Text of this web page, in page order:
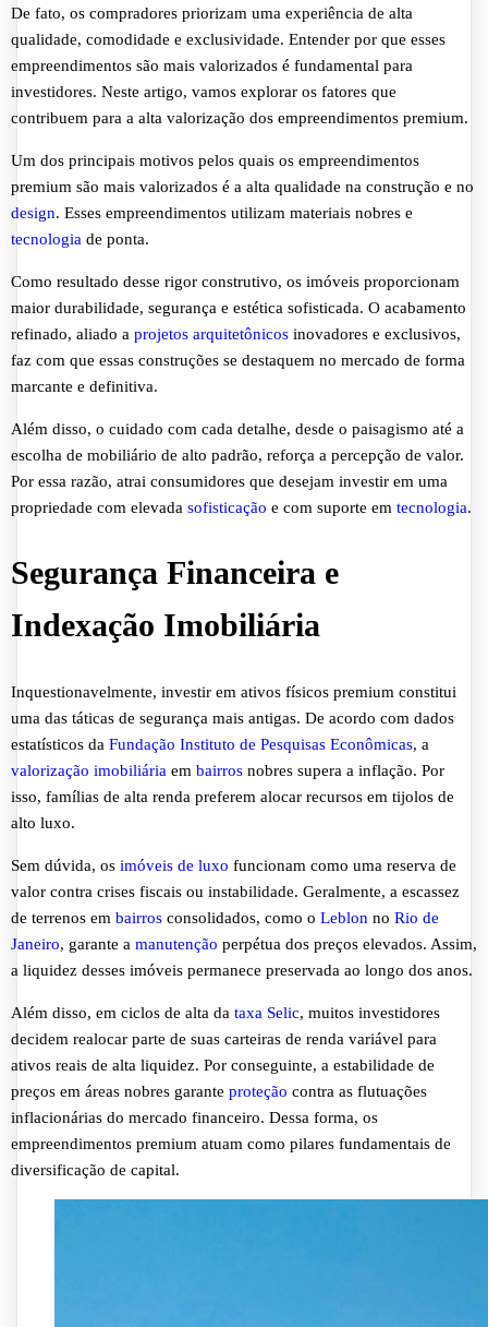
De fato, os compradores priorizam uma experiência de alta
qualidade, comodidade e exclusividade. Entender por que esses
empreendimentos são mais valorizados é fundamental para
investidores. Neste artigo, vamos explorar os fatores que
contribuem para a alta valorização dos empreendimentos premium.
Um dos principais motivos pelos quais os empreendimentos
premium são mais valorizados é a alta qualidade na construção e no
design. Esses empreendimentos utilizam materiais nobres e
tecnologia de ponta.
Como resultado desse rigor construtivo, os imóveis proporcionam
maior durabilidade, segurança e estética sofisticada. O acabamento
refinado, aliado a projetos arquitetônicos inovadores e exclusivos,
faz com que essas construções se destaquem no mercado de forma
marcante e definitiva.
Além disso, o cuidado com cada detalhe, desde o paisagismo até a
escolha de mobiliário de alto padrão, reforça a percepção de valor.
Por essa razão, atrai consumidores que desejam investir em uma
propriedade com elevada sofisticação e com suporte em tecnologia.
Segurança Financeira e
Indexação Imobiliária
Inquestionavelmente, investir em ativos físicos premium constitui
uma das táticas de segurança mais antigas. De acordo com dados
estatísticos da Fundação Instituto de Pesquisas Econômicas, a
valorização imobiliária em bairros nobres supera a inflação. Por
isso, famílias de alta renda preferem alocar recursos em tijolos de
alto luxo.
Sem dúvida, os imóveis de luxo funcionam como uma reserva de
valor contra crises fiscais ou instabilidade. Geralmente, a escassez
de terrenos em bairros consolidados, como o Leblon no Rio de
Janeiro, garante a manutenção perpétua dos preços elevados. Assim,
a liquidez desses imóveis permanece preservada ao longo dos anos.
Além disso, em ciclos de alta da taxa Selic, muitos investidores
decidem realocar parte de suas carteiras de renda variável para
ativos reais de alta liquidez. Por conseguinte, a estabilidade de
preços em áreas nobres garante proteção contra as flutuações
inflacionárias do mercado financeiro. Dessa forma, os
empreendimentos premium atuam como pilares fundamentais de
diversificação de capital.